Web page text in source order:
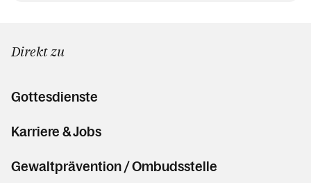
Direkt zu
Gottesdienste
Karriere & Jobs
Gewaltprävention / Ombudsstelle